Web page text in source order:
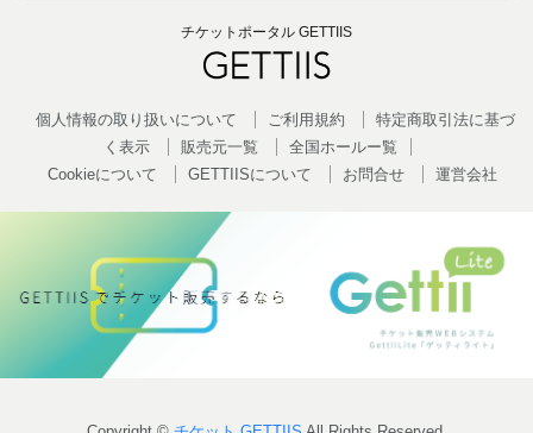
チケットポータル GETTIIS
個人情報の取り扱いについて ご利用規約
特定商取引法に基づ
く表示
販売元一覧
全国ホールー覧
Cookieについて
GETTIISについて お問合せ 運営会社